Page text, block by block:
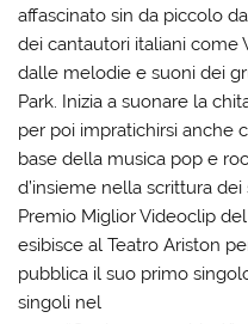
affascinato sin da piccolo
dei cantautori italiani come
dalle melodie e suoni dei
Park. Inizia a suonare la
per poi impratichirsi anche
base della musica pop e
d’insieme nella scrittura
Premio Miglior Videoclip
esibisce al Teatro Ariston
pubblica il suo primo
singoli nel